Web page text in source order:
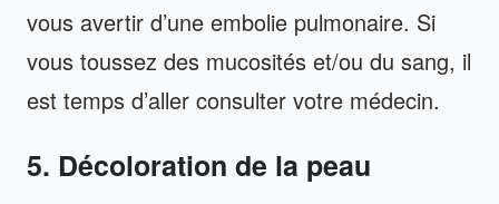
vous avertir d’une embolie pulmonaire. Si
vous toussez des mucosités et/ou du sang, il
est temps d’aller consulter votre médecin.
5. Décoloration de la peau